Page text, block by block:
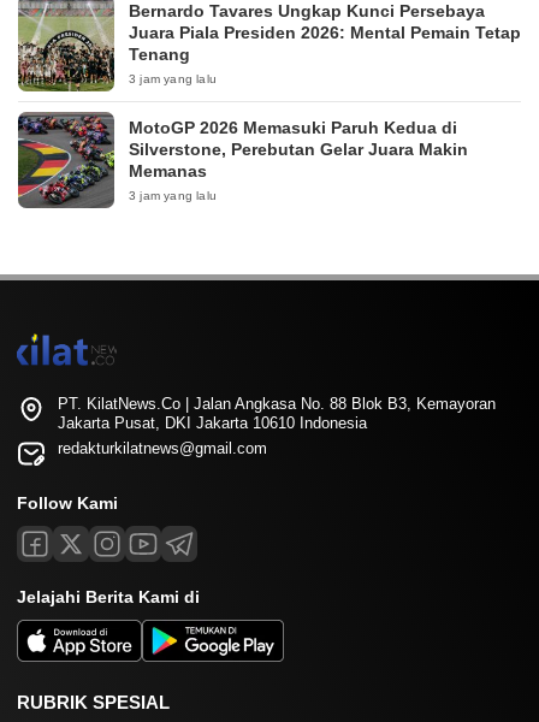
Bernardo Tavares Ungkap Kunci Persebaya
Juara Piala Presiden 2026: Mental Pemain Tetap
Tenang
3 jam yang lalu
MotoGP 2026 Memasuki Paruh Kedua di
Silverstone, Perebutan Gelar Juara Makin
Memanas
3 jam yang lalu
PT. KilatNews.Co | Jalan Angkasa No. 88 Blok B3, Kemayoran
Jakarta Pusat, DKI Jakarta 10610 Indonesia
redakturkilatnews@gmail.com
Follow Kami
Jelajahi Berita Kami di
RUBRIK SPESIAL